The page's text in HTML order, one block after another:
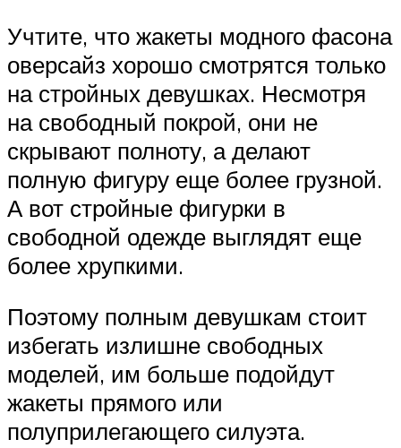
Учтите, что жакеты модного фасона
оверсайз хорошо смотрятся только
на стройных девушках. Несмотря
на свободный покрой, они не
скрывают полноту, а делают
полную фигуру еще более грузной.
А вот стройные фигурки в
свободной одежде выглядят еще
более хрупкими.
Поэтому полным девушкам стоит
избегать излишне свободных
моделей, им больше подойдут
жакеты прямого или
полуприлегающего силуэта.